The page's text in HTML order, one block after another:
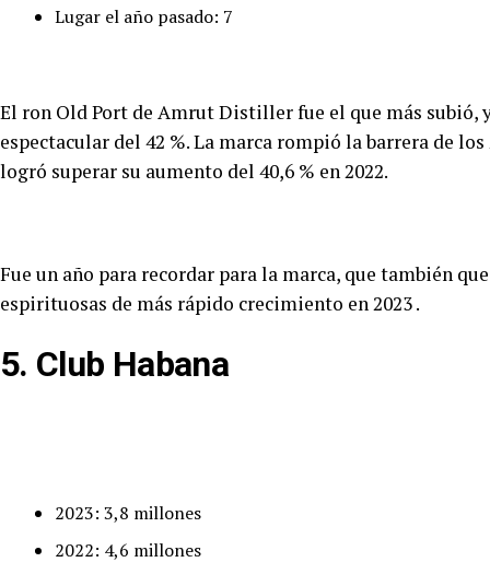
Lugar el año pasado: 7
El ron Old Port de Amrut Distiller fue el que más subió,
espectacular del 42 %. La marca rompió la barrera de
logró superar su aumento del 40,6 % en 2022.
Fue un año para recordar para la marca, que también
espirituosas de más rápido crecimiento en 2023 .
5. Club Habana
2023: 3,8 millones
2022: 4,6 millones